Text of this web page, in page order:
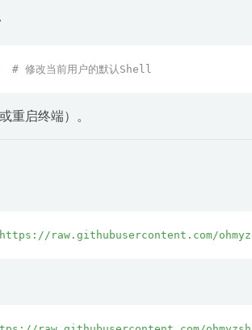
# 修改当前用户的默认Shell
重启终端）。
raw.githubusercontent.com/